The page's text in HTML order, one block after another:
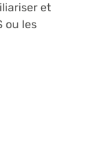
et
ou les